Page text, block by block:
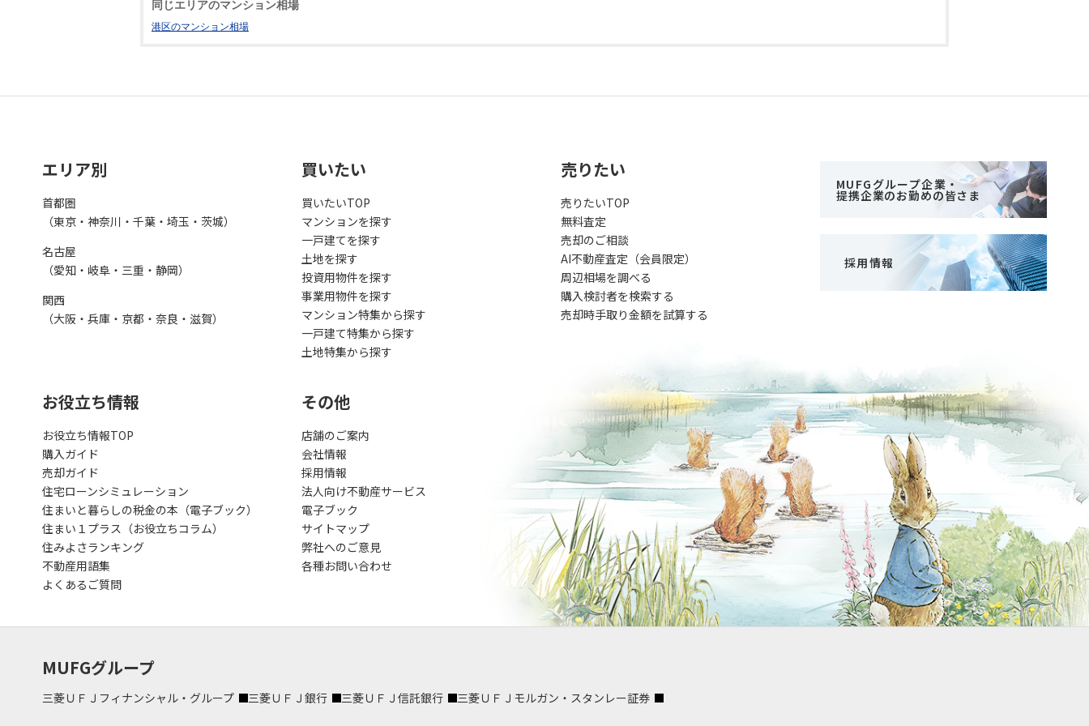
同じエリアのマンション相場
港区のマンション相場
エリア別
首都圏
（東京・神奈川・千葉・埼玉・茨城）
名古屋
（愛知・岐阜・三重・静岡）
関西
（大阪・兵庫・京都・奈良・滋賀）
買いたい
買いたいTOP
マンションを探す
一戸建てを探す
土地を探す
投資用物件を探す
事業用物件を探す
マンション特集から探す
一戸建て特集から探す
土地特集から探す
売りたい
売りたいTOP
無料査定
売却のご相談
AI不動産査定（会員限定）
周辺相場を調べる
購入検討者を検索する
売却時手取り金額を試算する
MUFGグループ企業・
提携企業のお勤めの皆さま
採用情報
お役立ち情報
お役立ち情報TOP
購入ガイド
売却ガイド
住宅ローンシミュレーション
住まいと暮らしの税金の本（電子ブック）
住まい１プラス（お役立ちコラム）
住みよさランキング
不動産用語集
よくあるご質問
その他
店舗のご案内
会社情報
採用情報
法人向け不動産サービス
電子ブック
サイトマップ
弊社へのご意見
各種お問い合わせ
MUFGグループ
三菱ＵＦＪフィナンシャル・グループ 三菱ＵＦＪ銀行 三菱ＵＦＪ信託銀行 三菱ＵＦＪモルガン・スタンレー証券